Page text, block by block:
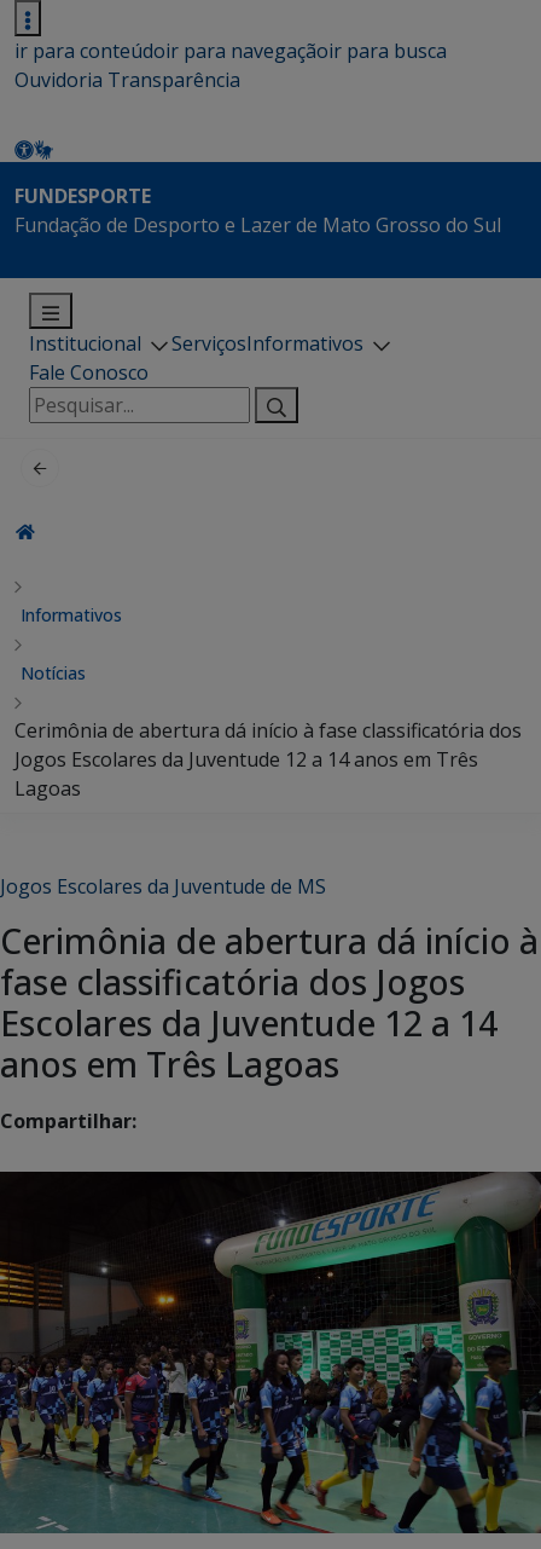
ir para conteúdoir para navegaçãoir para busca
Ouvidoria Transparência
FUNDESPORTE
Fundação de Desporto e Lazer de Mato Grosso do Sul
Institucional ServiçosInformativos
Fale Conosco
Pesquisar
por:
Informativos
Notícias
Cerimônia de abertura dá início à fase classificatória dos
Jogos Escolares da Juventude 12 a 14 anos em Três
Lagoas
Jogos Escolares da Juventude de MS
Cerimônia de abertura dá início à
fase classificatória dos Jogos
Escolares da Juventude 12 a 14
anos em Três Lagoas
Compartilhar: